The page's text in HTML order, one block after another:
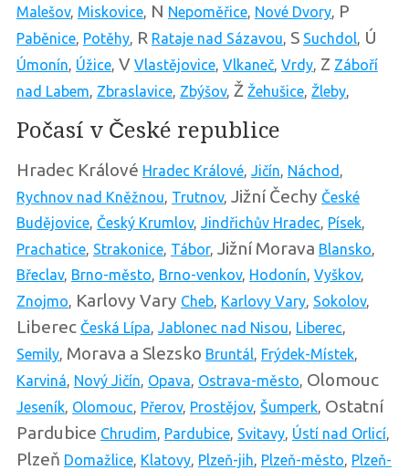
Malešov, Miskovice, N Nepoměřice, Nové Dvory, P
Paběnice, Potěhy, R Rataje nad Sázavou, S Suchdol, Ú
Úmonín, Úžice, V Vlastějovice, Vlkaneč, Vrdy, Z Záboří
nad Labem, Zbraslavice, Zbýšov, Ž Žehušice, Žleby,
Počasí v České republice
Hradec Králové Hradec Králové, Jičín, Náchod ,
Rychnov nad Kněžnou, Trutnov, Jižní Čechy České
Budějovice, Český Krumlov, Jindřichův Hradec, Písek,
Prachatice, Strakonice, Tábor, Jižní Morava Blansko,
Břeclav, Brno-město, Brno-venkov, Hodonín, Vyškov,
Znojmo, Karlovy Vary Cheb, Karlovy Vary, Sokolov,
Liberec Česká Lípa, Jablonec nad Nisou, Liberec,
Semily, Morava a Slezsko Bruntál, Frýdek-Místek,
Karviná, Nový Jičín, Opava, Ostrava-město, Olomouc
Jeseník, Olomouc, Přerov, Prostějov, Šumperk, Ostatní
Pardubice Chrudim, Pardubice, Svitavy, Ústí nad Orlicí,
Plzeň Domažlice, Klatovy, Plzeň-jih, Plzeň-město, Plzeň-